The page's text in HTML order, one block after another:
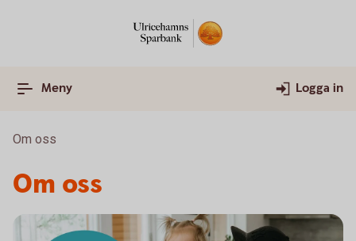
Meny Logga in
Om oss
Om oss